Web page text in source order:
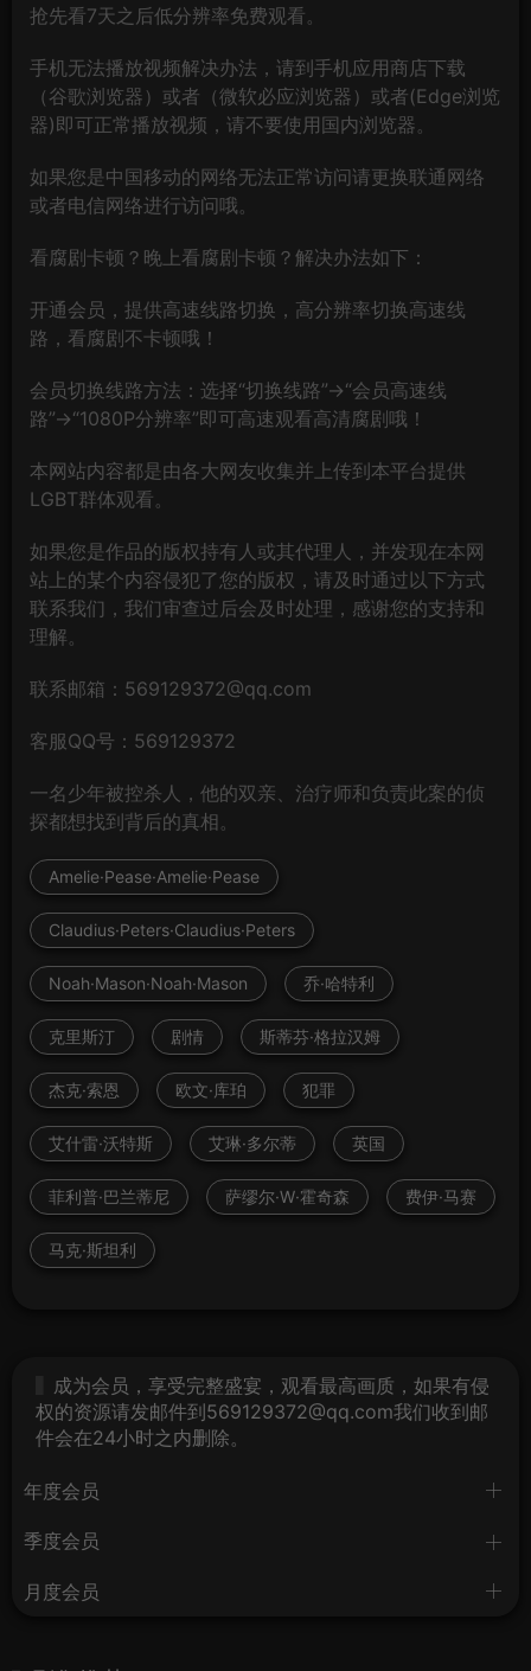
抢先看7天之后低分辨率免费观看。
手机无法播放视频解决办法，请到手机应用商店下载
（谷歌浏览器）或者（微软必应浏览器）或者(Edge浏览
器)即可正常播放视频，请不要使用国内浏览器。
如果您是中国移动的网络无法正常访问请更换联通网络
或者电信网络进行访问哦。
看腐剧卡顿？晚上看腐剧卡顿？解决办法如下：
开通会员，提供高速线路切换，高分辨率切换高速线
路，看腐剧不卡顿哦！
会员切换线路方法：选择“切换线路”→“会员高速线
路”→“1080P分辨率”即可高速观看高清腐剧哦！
本网站内容都是由各大网友收集并上传到本平台提供
LGBT群体观看。
如果您是作品的版权持有人或其代理人，并发现在本网
站上的某个内容侵犯了您的版权，请及时通过以下方式
联系我们，我们审查过后会及时处理，感谢您的支持和
理解。
联系邮箱：569129372@qq.com
客服QQ号：569129372
一名少年被控杀人，他的双亲、治疗师和负责此案的侦
探都想找到背后的真相。
Amelie·Pease·Amelie·Pease
Claudius·Peters·Claudius·Peters
Noah·Mason·Noah·Mason 乔·哈特利
克里斯汀 剧情 斯蒂芬·格拉汉姆
杰克·索恩 欧文·库珀 犯罪
艾什雷·沃特斯 艾琳·多尔蒂 英国
菲利普·巴兰蒂尼 萨缪尔·W·霍奇森 费伊·马赛
马克·斯坦利
成为会员，享受完整盛宴，观看最高画质，如果有侵
权的资源请发邮件到569129372@qq.com我们收到邮
件会在24小时之内删除。
年度会员
季度会员
月度会员